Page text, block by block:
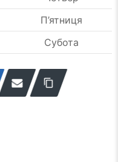
П’ятниця
Субота